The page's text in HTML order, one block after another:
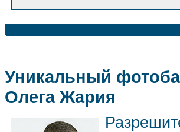
Уникальный
Олега Жария